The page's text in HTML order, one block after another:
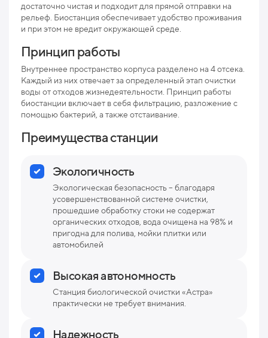
достаточно чистая и подходит для прямой отправки на
рельеф. Биостанция обеспечивает удобство проживания
и при этом не вредит окружающей среде.
Принцип работы
Внутреннее пространство корпуса разделено на 4 отсека.
Каждый из них отвечает за определенный этап очистки
воды от отходов жизнедеятельности. Принцип работы
биостанции включает в себя фильтрацию, разложение с
помощью бактерий, а также отстаивание.
Преимущества станции
Экологичность
Экологическая безопасность – благодаря
усовершенствованной системе очистки,
прошедшие обработку стоки не содержат
органических отходов, вода очищена на 98% и
пригодна для полива, мойки плитки или
автомобилей
Высокая автономность
Станция биологической очистки «Астра»
практически не требует внимания.
Надежность